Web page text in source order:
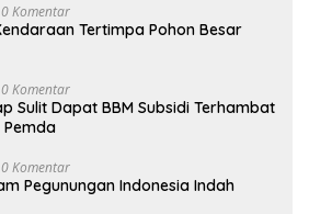
0 Komentar
Tertimpa Pohon Besar
0 Komentar
Sulit Dapat BBM Subsidi Terhambat
Pemda
0 Komentar
Pegunungan Indonesia Indah